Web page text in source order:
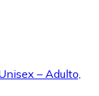
– Adulto,